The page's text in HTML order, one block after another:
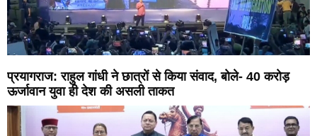
प्रयागराज: राहुल गांधी ने छात्रों से किया संवाद, बोले- 40 करोड़
ऊर्जावान युवा ही देश की असली ताकत